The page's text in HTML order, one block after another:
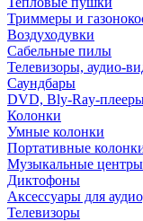
Триммеры и
Воздуходувки
Сабельные пилы
Телевизоры, аудио-
Саундбары
DVD, Bly-Ray-
Колонки
Умные колонки
Портативные
Музыкальные центры
Диктофоны
Аксессуары для
Телевизоры